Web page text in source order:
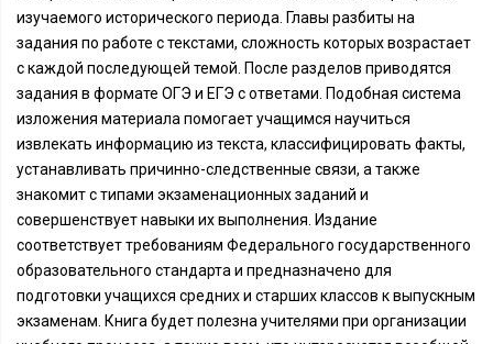
изучаемого исторического периода. Главы разбиты на
задания по работе с текстами, сложность которых возрастает
с каждой последующей темой. После разделов приводятся
задания в формате ОГЭ и ЕГЭ с ответами. Подобная система
изложения материала помогает учащимся научиться
извлекать информацию из текста, классифицировать факты,
устанавливать причинно-следственные связи, а также
знакомит с типами экзаменационных заданий и
совершенствует навыки их выполнения. Издание
соответствует требованиям Федерального государственного
образовательного стандарта и предназначено для
подготовки учащихся средних и старших классов к выпускным
экзаменам. Книга будет полезна учителями при организации